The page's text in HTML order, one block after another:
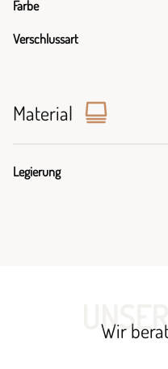
Farbe
Verschlussart
Material
Legierung
Wir